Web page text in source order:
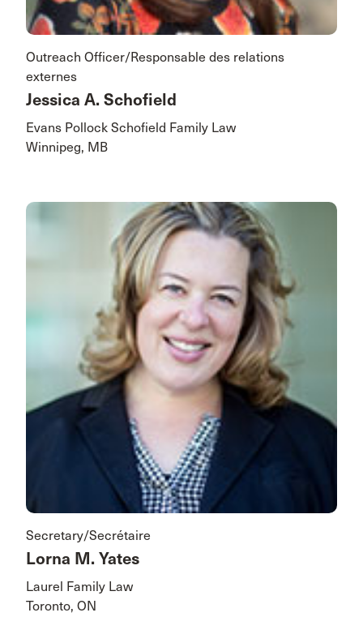
Outreach Officer/Responsable des relations
externes
Jessica A. Schofield
Evans Pollock Schofield Family Law
Winnipeg, MB
Secretary/Secrétaire
Lorna M. Yates
Laurel Family Law
Toronto, ON